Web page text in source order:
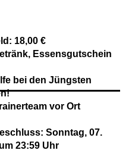
18,00 €
Essensgutschein
bei den Jüngsten
vor Ort
Sonntag, 07.
23:59 Uhr